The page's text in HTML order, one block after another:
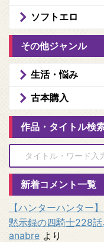
ソフトエロ
その他ジャンル
生活・悩み
古本購入
作品・タイトル検
新着コメント一覧
【ハンターハンター
黙示録の四騎士228
anabre より